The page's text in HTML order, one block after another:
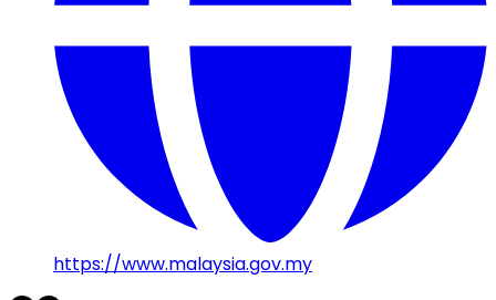
https://www.malaysia.gov.my